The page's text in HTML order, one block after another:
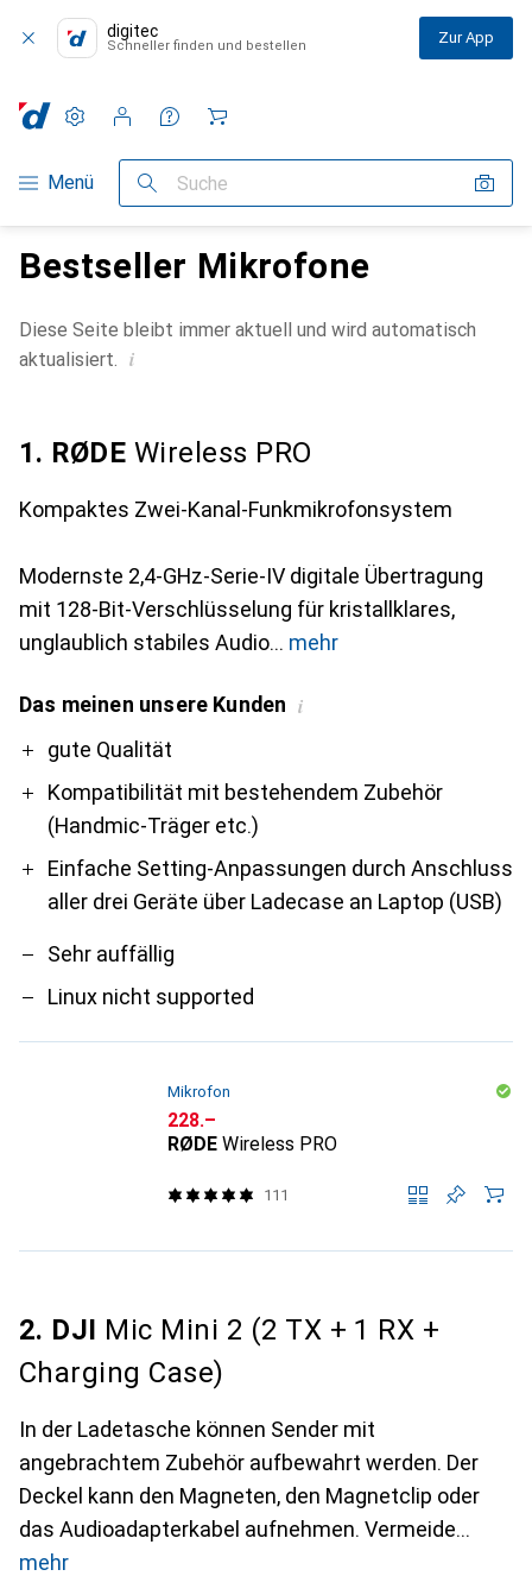
digitec
Schneller finden und bestellen Zur App
Navigation nach Kategorien
Menü Suche
Einstellungen
Kundenkonto
Vergleichslisten
Merklisten
Warenkorb
Bestseller Mikrofone
Diese Seite bleibt immer aktuell und wird automatisch
aktualisiert. i
1. RØDE Wireless PRO
Kompaktes Zwei-Kanal-Funkmikrofonsystem
Modernste 2,4-GHz-Serie-IV digitale Übertragung
mit 128-Bit-Verschlüsselung für kristallklares,
unglaublich stabiles Audio
mehr
Das meinen unsere Kunden i
Progute Qualität
Kompatibilität mit bestehendem Zubehör
(Handmic-Träger etc.)
Einfache Setting-Anpassungen durch Anschluss
aller drei Geräte über Ladecase an Laptop (USB)
Contra
Sehr auffällig
Linux nicht supported
Mikrofon
CHF
228.–
RØDE Wireless PRO
111
2. DJI Mic Mini 2 (2 TX + 1 RX +
Charging Case)
In der Ladetasche können Sender mit
angebrachtem Zubehör aufbewahrt werden. Der
Deckel kann den Magneten, den Magnetclip oder
das Audioadapterkabel aufnehmen. Vermeide
mehr